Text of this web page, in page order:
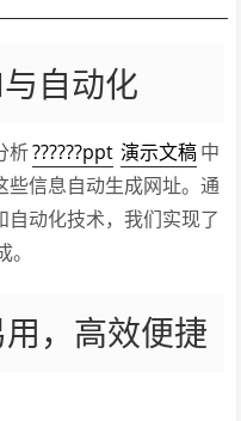
自动化
析??????ppt 演示文稿中
些信息自动生成网址。通
动化技术，我们实现了
，高效便捷